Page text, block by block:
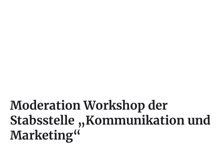
Moderation Workshop der
Stabsstelle „Kommunikation und
Marketing“